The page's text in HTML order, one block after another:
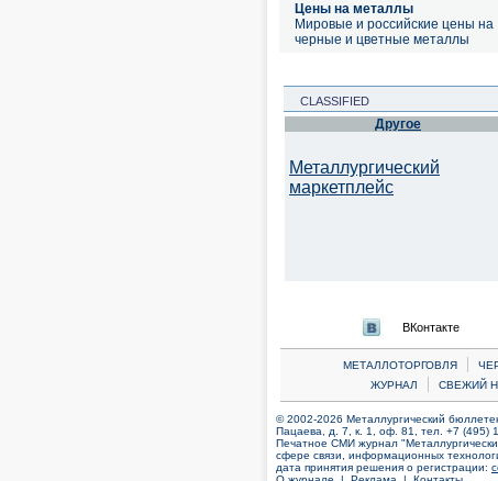
Цены на металлы
Мировые и российские цены на
черные и цветные металлы
CLASSIFIED
Другое
Металлургический
маркетплейс
ВКонтакте
МЕТАЛЛОТОРГОВЛЯ |
ЖУРНАЛ
| СВЕЖИЙ
© 2002-2026 Металлургический
Пацаева, д. 7, к. 1, оф. 81, тел. +7 (495)
Печатное СМИ журнал
сфере связи, информационных
дата принятия решения о регистрации: